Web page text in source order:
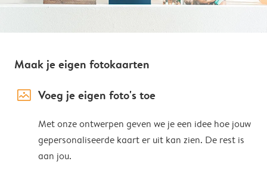
Maak je eigen fotokaarten
image_placeholder Voeg je eigen foto's toe
Met onze ontwerpen geven we je een idee hoe jouw
gepersonaliseerde kaart er uit kan zien. De rest is
aan jou.